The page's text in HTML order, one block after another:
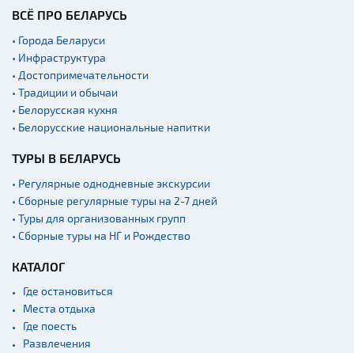
Кирхи
Театры
Концертные залы
Начало и окончание
экскурсий: г. Минск
Аэропорты
Железнодорожные
ВСЁ ПРО БЕЛАРУСЬ
• Города Беларуси
• Инфраструктура
• Достопримечательности
• Традиции и обычаи
• Белорусская кухня
• Белорусские национальные напитки
ТУРЫ В БЕЛАРУСЬ
• Регулярные однодневные экскурсии
• Сборные регулярные туры на 2-7 дней
• Туры для организованных групп
• Сборные туры на НГ и Рождество
КАТАЛОГ
Где остановиться
Места отдыха
Где поесть
Развлечения